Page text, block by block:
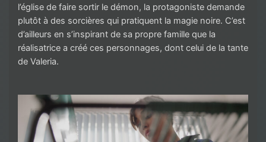
l’église de faire sortir le démon, la protagoniste demande
plutôt à des sorcières qui pratiquent la magie noire. C’est
d’ailleurs en s’inspirant de sa propre famille que la
réalisatrice a créé ces personnages, dont celui de la tante
de Valeria.